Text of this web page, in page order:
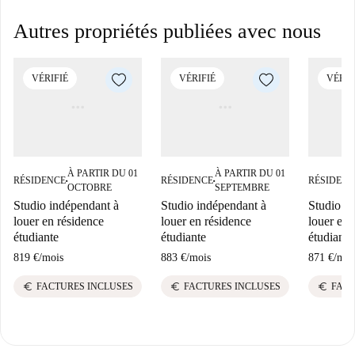
Autres propriétés publiées avec nous
VÉRIFIÉ
RÉSIDENCE■
À PARTIR DU 01
OCTOBRE
Studio indépendant à
louer en résidence
étudiante
819 €/mois
euro FACTURES INCLUSES
VÉRIFIÉ
RÉSIDENCE■
À PARTIR DU 01
SEPTEMBRE
Studio indépendant à
louer en résidence
étudiante
883 €/mois
euro FACTURES INCLUSES
Studio
louer en
étudiante
871 €/
euro